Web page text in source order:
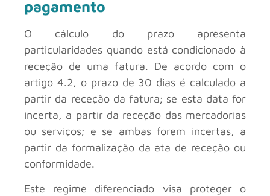
pagamento
O cálculo do prazo apresenta
particularidades quando está condicionado à
receção de uma fatura. De acordo com o
artigo 4.2, o prazo de 30 dias é calculado a
partir da receção da fatura; se esta data for
incerta, a partir da receção das mercadorias
ou serviços; e se ambas forem incertas, a
partir da formalização da ata de receção ou
conformidade.
Este regime diferenciado visa proteger o